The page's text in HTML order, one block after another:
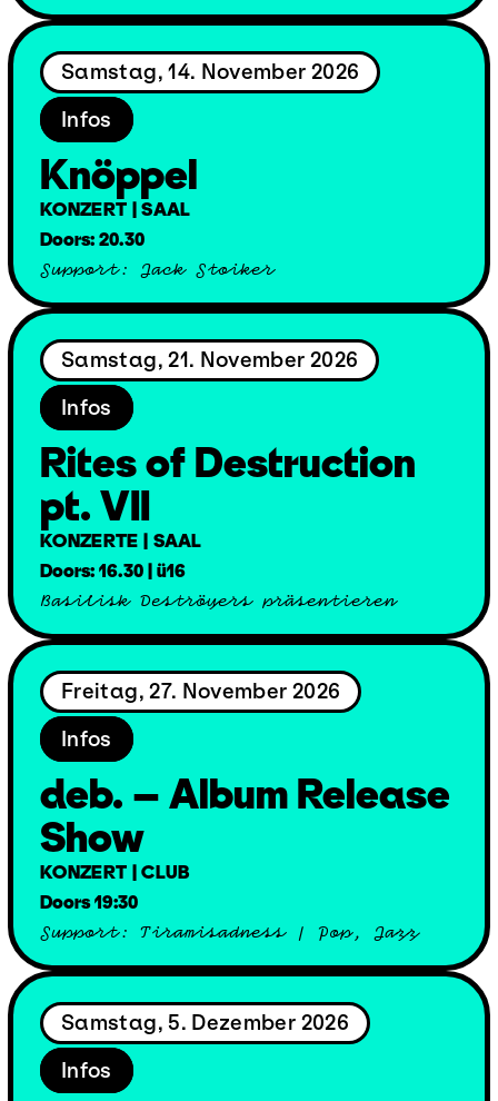
Samstag, 14. November 2026
Infos
Knöppel
KONZERT | SAAL
Doors: 20.30
Support: Jack Stoiker
Samstag, 21. November 2026
Infos
Rites of Destruction
pt. VII
KONZERTE | SAAL
Doors: 16.30 | ü16
Basilisk Deströyers präsentieren
Freitag, 27. November 2026
Infos
deb. – Album Release
Show
KONZERT | CLUB
Doors 19:30
Support: Tiramisadness / Pop, Jazz
Samstag, 5. Dezember 2026
Infos